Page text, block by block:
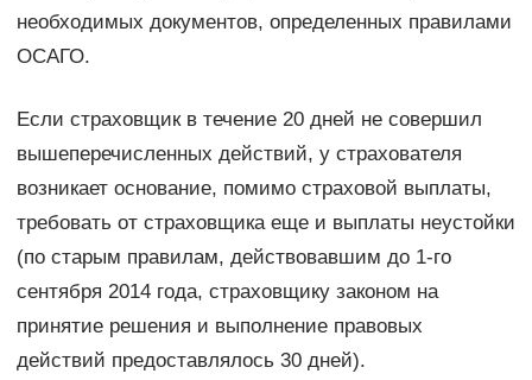
необходимых документов, определенных правилами
ОСАГО.
Если страховщик в течение 20 дней не совершил
вышеперечисленных действий, у страхователя
возникает основание, помимо страховой выплаты,
требовать от страховщика еще и выплаты неустойки
(по старым правилам, действовавшим до 1-го
сентября 2014 года, страховщику законом на
принятие решения и выполнение правовых
действий предоставлялось 30 дней).